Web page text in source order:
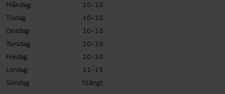
Måndag
10-18
Tisdag
10-18
Onsdag
10-18
Torsdag
10-18
Fredag
10-18
Lördag
11-15
Söndag
Stängt